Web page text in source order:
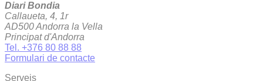
Diari Bondia
Callaueta, 4, 1r
AD500 Andorra la Vella
Principat d'Andorra
Tel. +376 80 88 88
Formulari de contacte
Serveis